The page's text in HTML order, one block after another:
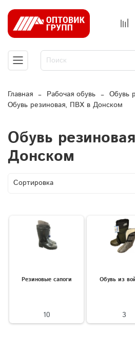
Главная Рабочая обувь
Обувь
Обувь резиновая, ПВХ в Донском
Обувь
Донском
Резиновые сапоги
10
Обувь из
3